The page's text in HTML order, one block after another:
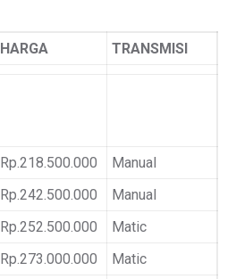
HARGA TRANSMISI
Rp.218.500.000
Manual
Rp.242.500.000
Manual
Rp.252.500.000
Matic
Rp.273.000.000
Matic